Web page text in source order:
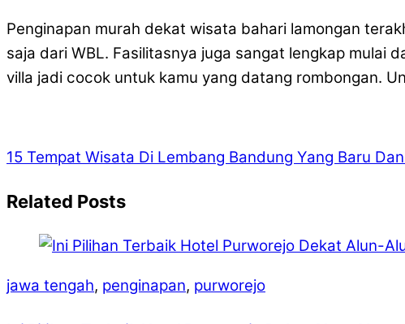
Penginapan murah dekat wisata bahari lamongan
saja dari WBL. Fasilitasnya juga sangat lengkap mulai
villa jadi cocok untuk kamu yang datang rombongan.
15 Tempat Wisata Di Lembang Bandung Yang Baru
Related Posts
jawa tengah, penginapan, purworejo